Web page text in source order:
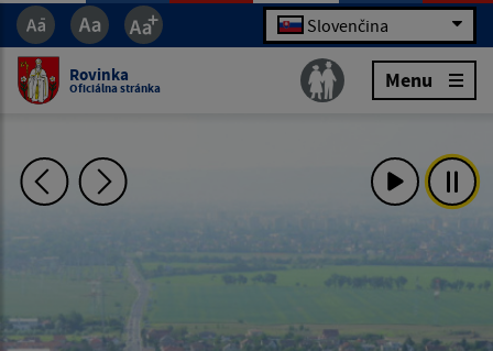
Slovenčina
Rovinka
Oficiálna stránka Menu